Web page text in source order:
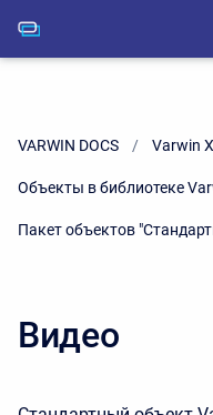
VARWIN DOCS Varwin
Объекты в библиотеке
Пакет объектов
Видео